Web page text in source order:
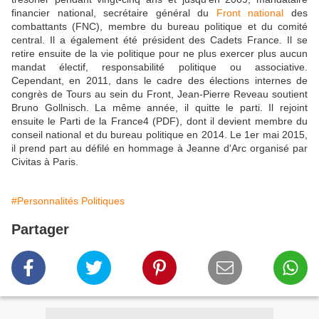
financier national, secrétaire général du Front national des
combattants (FNC), membre du bureau politique et du comité
central. Il a également été président des Cadets France. Il se
retire ensuite de la vie politique pour ne plus exercer plus aucun
mandat électif, responsabilité politique ou associative.
Cependant, en 2011, dans le cadre des élections internes de
congrès de Tours au sein du Front, Jean-Pierre Reveau soutient
Bruno Gollnisch. La même année, il quitte le parti. Il rejoint
ensuite le Parti de la France4 (PDF), dont il devient membre du
conseil national et du bureau politique en 2014. Le 1er mai 2015,
il prend part au défilé en hommage à Jeanne d'Arc organisé par
Civitas à Paris.
#Personnalités Politiques
Partager